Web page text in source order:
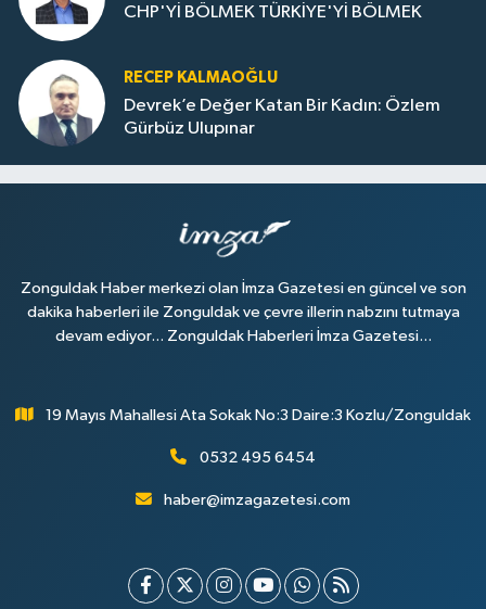
CHP'Yİ BÖLMEK TÜRKİYE'Yİ BÖLMEK
RECEP KALMAOĞLU
Devrek’e Değer Katan Bir Kadın: Özlem
Gürbüz Ulupınar
Zonguldak Haber merkezi olan İmza Gazetesi en güncel ve son
dakika haberleri ile Zonguldak ve çevre illerin nabzını tutmaya
devam ediyor... Zonguldak Haberleri İmza Gazetesi...
19 Mayıs Mahallesi Ata Sokak No:3 Daire:3 Kozlu/Zonguldak
0532 495 6454
haber@imzagazetesi.com